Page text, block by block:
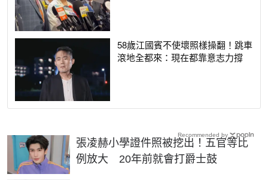
58歲江國賓不使壞照樣操翻！跳車
滾地全都來：現在都靠意志力撐
張凌赫小學證件照被挖出！五官等比
例放大 20年前就會打爵士鼓
Recommended by